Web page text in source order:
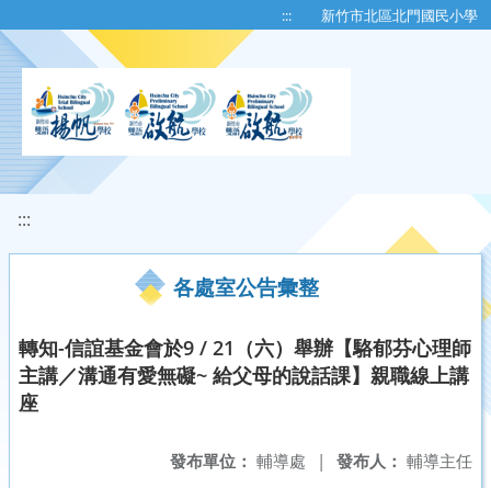
::: 新竹市北區北門國民小學
:::
各處室公告彙整
轉知-信誼基金會於9 / 21（六）舉辦【駱郁芬心理師
主講／溝通有愛無礙~ 給父母的說話課】親職線上講
座
發布人： 輔導主任
發布單位： 輔導處 |